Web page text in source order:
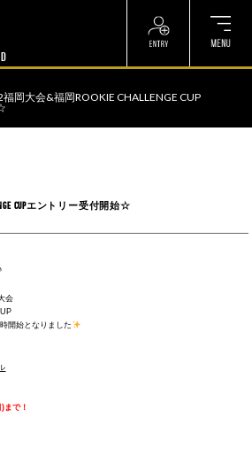
福岡大会&福岡ROOKIE CHALLENGE CUP
CUPエントリー受付開始☆
会
開始となりました
まで！